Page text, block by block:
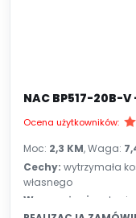
NAC BP517-20B-V
Ocena użytkowników:
Moc: 2,3 KM, Waga:
Cechy: wytrzymała
własnego
Wyposażenie: